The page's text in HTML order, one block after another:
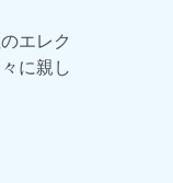
エレク
に親し